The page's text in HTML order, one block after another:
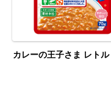
カレーの王子さま レトル